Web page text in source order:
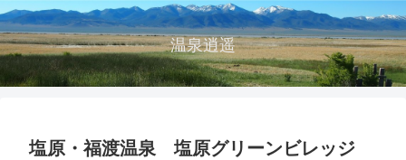
温泉逍遥
塩原・福渡温泉 塩原グリーンビレッジ